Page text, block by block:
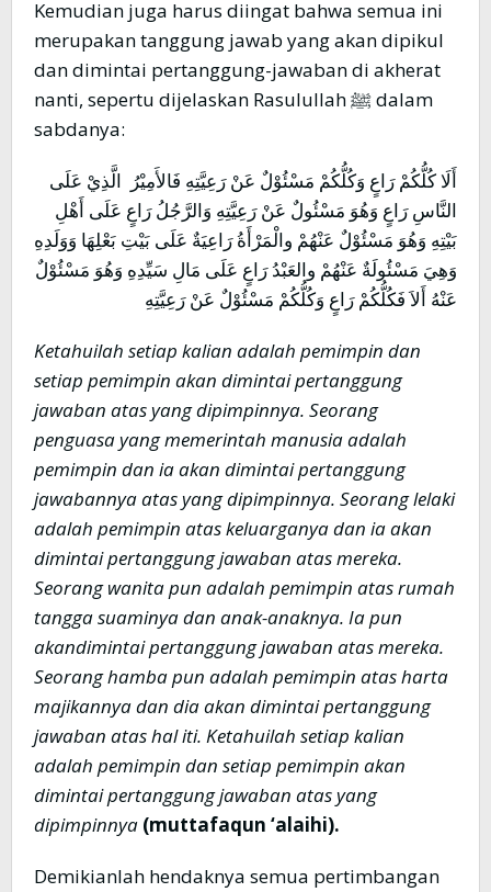
Kemudian juga harus diingat bahwa semua ini
merupakan tanggung jawab yang akan dipikul
dan dimintai pertanggung-jawaban di akherat
nanti, sepertu dijelaskan Rasulullah ﷺ dalam
sabdanya:
أَلَا كُلُّكُمْ رَاعٍ وَكُلُّكُمْ مَسْئُوْلٌ عَنْ رَعِيَّتِهِ فَالأَمِيْرُ الَّذِيْ عَلَى
النَّاسِ رَاعٍ وَهُوَ مَسْئُولٌ عَنْ رَعِيَّتِهِ وَالرَّجُلُ رَاعٍ عَلَى أَهْلِ
بَيْتِهِ وَهُوَ مَسْئُوْلٌ عَنْهُمْ والْمَرْأَةُ رَاعِيَةٌ عَلَى بَيْتِ بَعْلِهَا وَوَلَدِهِ
وَهِيَ مَسْئُولَةٌ عَنْهُمْ والعَبْدُ رَاعٍ عَلَى مَالِ سَيِّدِهِ وَهُوَ مَسْئُوْلٌ
عَنْهُ أَلاَ فَكُلُّكُمْ رَاعٍ وَكُلُّكُمْ مَسْئُوْلٌ عَنْ رَعِيَّتِهِ
Ketahuilah setiap kalian adalah pemimpin dan
setiap pemimpin akan dimintai pertanggung
jawaban atas yang dipimpinnya. Seorang
penguasa yang memerintah manusia adalah
pemimpin dan ia akan dimintai pertanggung
jawabannya atas yang dipimpinnya. Seorang lelaki
adalah pemimpin atas keluarganya dan ia akan
dimintai pertanggung jawaban atas mereka.
Seorang wanita pun adalah pemimpin atas rumah
tangga suaminya dan anak-anaknya. Ia pun
akandimintai pertanggung jawaban atas mereka.
Seorang hamba pun adalah pemimpin atas harta
majikannya dan dia akan dimintai pertanggung
jawaban atas hal iti. Ketahuilah setiap kalian
adalah pemimpin dan setiap pemimpin akan
dimintai pertanggung jawaban atas yang
dipimpinnya (muttafaqun ‘alaihi).
Demikianlah hendaknya semua pertimbangan